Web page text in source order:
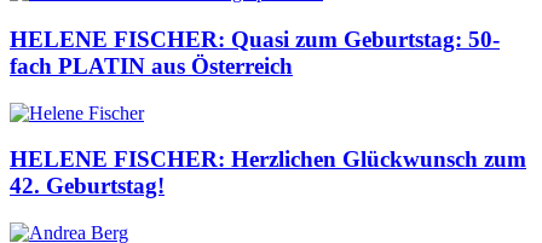
HELENE FISCHER: Quasi zum Geburtstag: 50-
fach PLATIN aus Österreich
HELENE FISCHER: Herzlichen Glückwunsch zum
42. Geburtstag!